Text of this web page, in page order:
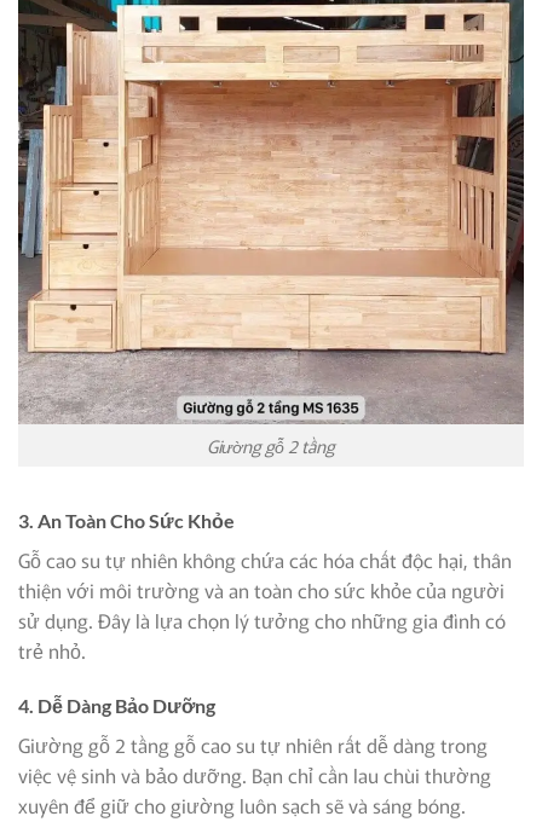
Giường gỗ 2 tầng
3. An Toàn Cho Sức Khỏe
Gỗ cao su tự nhiên không chứa các hóa chất độc hại, thân
thiện với môi trường và an toàn cho sức khỏe của người
sử dụng. Đây là lựa chọn lý tưởng cho những gia đình có
trẻ nhỏ.
4. Dễ Dàng Bảo Dưỡng
Giường gỗ 2 tầng gỗ cao su tự nhiên rất dễ dàng trong
việc vệ sinh và bảo dưỡng. Bạn chỉ cần lau chùi thường
xuyên để giữ cho giường luôn sạch sẽ và sáng bóng.